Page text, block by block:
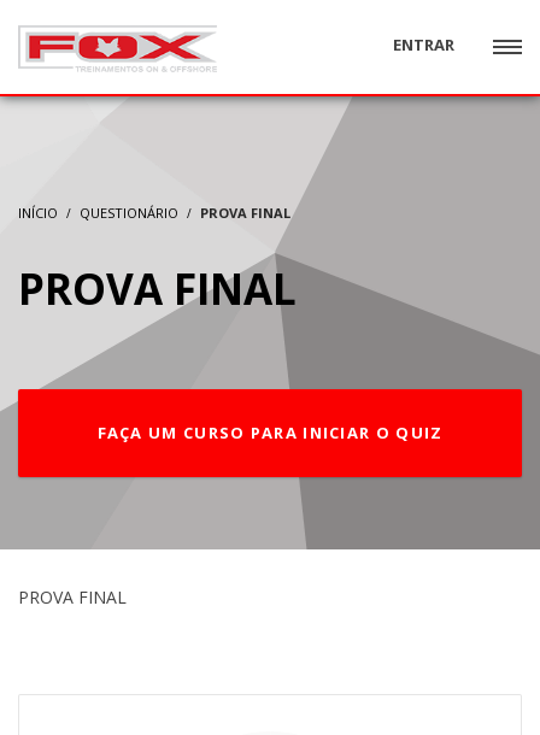
ENTRAR
INÍCIO QUESTIONÁRIO PROVA FINAL
PROVA FINAL
FAÇA UM CURSO PARA INICIAR O QUIZ
PROVA FINAL